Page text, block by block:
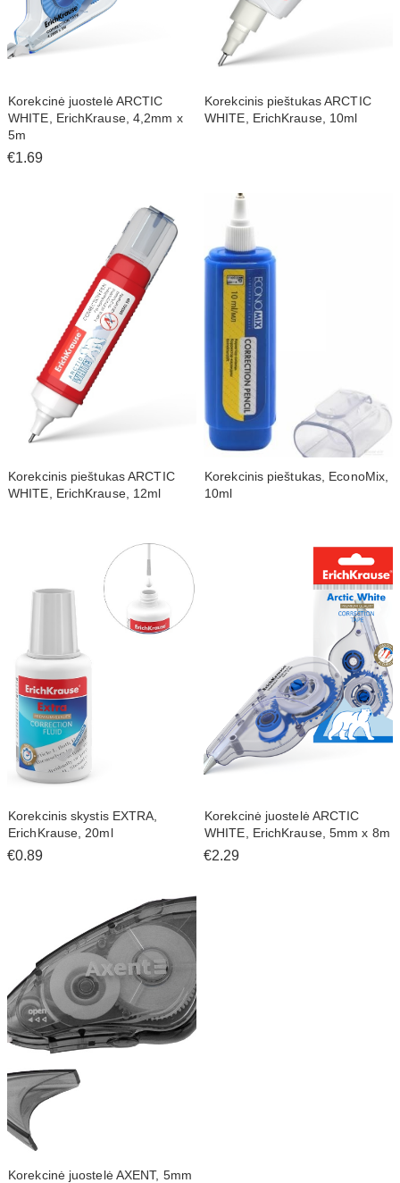
Korekcinė juostelė ARCTIC
WHITE, ErichKrause, 4,2mm x
5m
€1.69
Korekcinis pieštukas ARCTIC
WHITE, ErichKrause, 10ml
Korekcinis pieštukas ARCTIC
WHITE, ErichKrause, 12ml
Korekcinis pieštukas, EconoMix,
10ml
Korekcinis skystis EXTRA,
ErichKrause, 20ml
€0.89
Korekcinė juostelė ARCTIC
WHITE, ErichKrause, 5mm x 8m
€2.29
Korekcinė juostelė AXENT, 5mm